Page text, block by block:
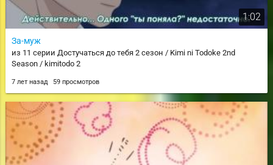
1:02
За-муж
из 11 серии Достучаться до тебя 2 сезон / Kimi ni Todoke 2nd
Season / kimitodo 2
7 лет назад 59 просмотров